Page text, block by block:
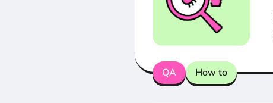
QA How to